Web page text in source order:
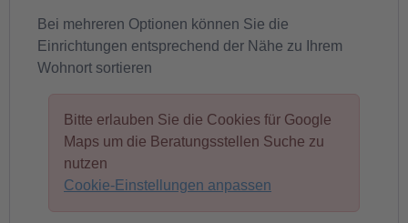
Bei mehreren Optionen können Sie die
Einrichtungen entsprechend der Nähe zu Ihrem
Wohnort sortieren
Bitte erlauben Sie die Cookies für Google
Maps um die Beratungsstellen Suche zu
nutzen
Cookie-Einstellungen anpassen